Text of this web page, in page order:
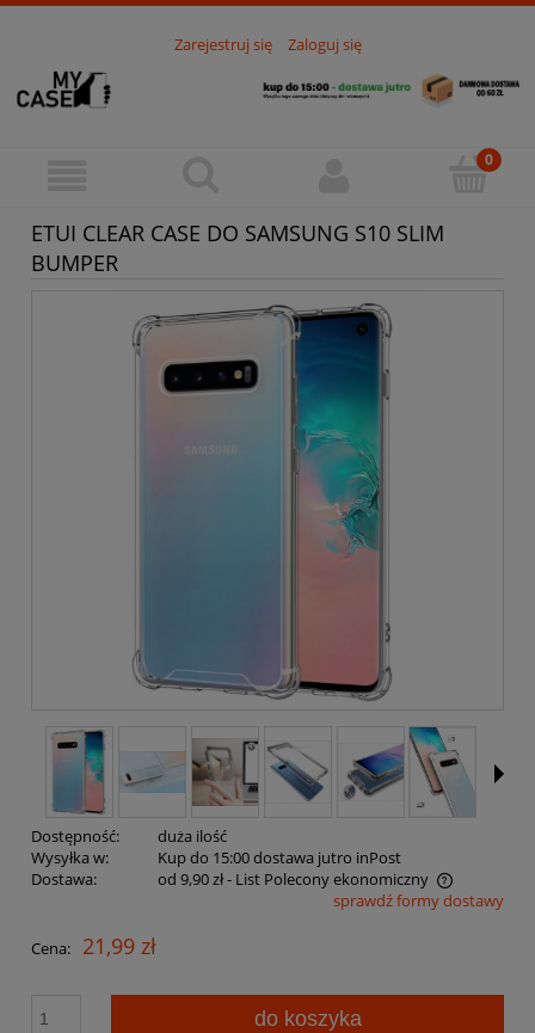
Zarejestruj się Zaloguj się
ETUI CLEAR CASE DO SAMSUNG S10 SLIM
BUMPER
Dostępność:
duża ilość
Wysyłka w:
Kup do 15:00 dostawa jutro inPost
Dostawa:
od 9,90 zł- List Polecony ekonomiczny
Cena nie zawiera ewentualnych kosztów płatnościsprawdź formy dostawy
Cena: 21,99 zł
do koszyka